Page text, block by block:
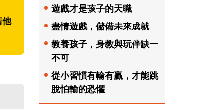
他
遊戲才是孩子的天職
盡情遊戲，儲備未來成就
教養孩子，身教與玩伴缺一
不可
從小習慣有輸有贏，才能跳
脫怕輸的恐懼